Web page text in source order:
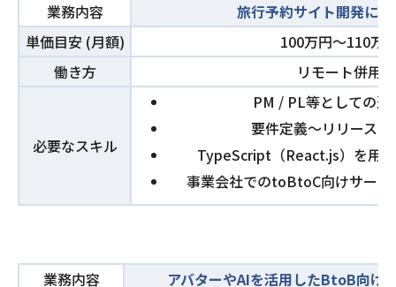
業務内容
旅行予約サイト開発に
単価目安 (月額)
100万円〜110万
働き方
リモート併用
必要なスキル
PM / PL等としての進
要件定義～リリース
TypeScript（React.js）を用
事業会社でのtoBtoC向けサービ
業務内容
アバターやAIを活用したBtoB向け